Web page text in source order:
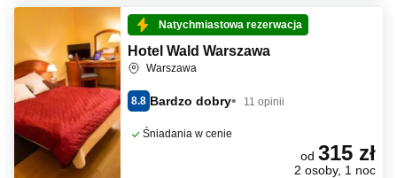
Natychmiastowa rezerwacja
Hotel Wald Warszawa
Warszawa
8.8 Bardzo dobry 11 opinii
Śniadania w cenie
od 315 zł
2 osoby, 1 noc